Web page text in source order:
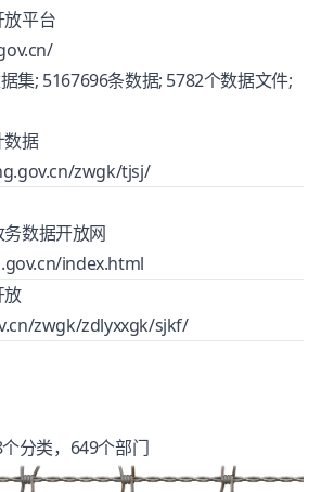
平台
集; 5167696条数据; 5782个数据文件;
数据
zwgk/tjsj/
数据开放网
index.html
放
zwgk/zdlyxxgk/sjkf/
分类，649个部门